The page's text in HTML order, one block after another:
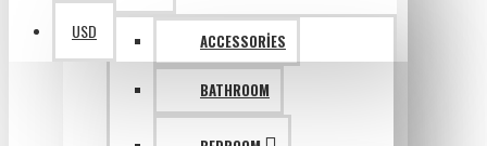
USD ACCESSORIES
BATHROOM